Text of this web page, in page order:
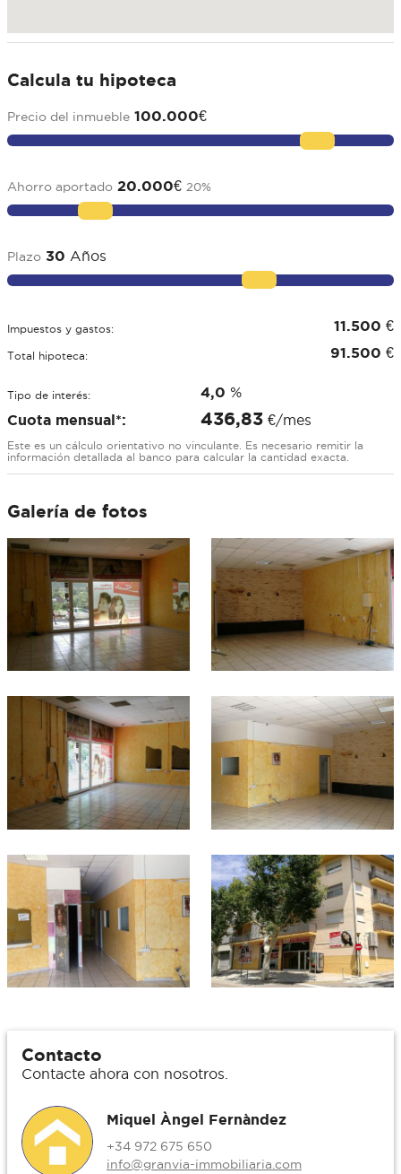
Calcula tu hipoteca
Precio del inmueble 100.000€
Ahorro aportado 20.000€ 20%
Plazo 30 Años
Impuestos y gastos: 11.500 €
Total hipoteca: 91.500 €
Tipo de interés: 4,0 %
Cuota mensual*:
436,83 €/mes
Este es un cálculo orientativo no vinculante. Es necesario remitir la
información detallada al banco para calcular la cantidad exacta.
Galería de fotos
Contacto
Contacte ahora con nosotros.
Miquel Àngel Fernàndez
+34 972 675 650
info@granvia-immobiliaria.com